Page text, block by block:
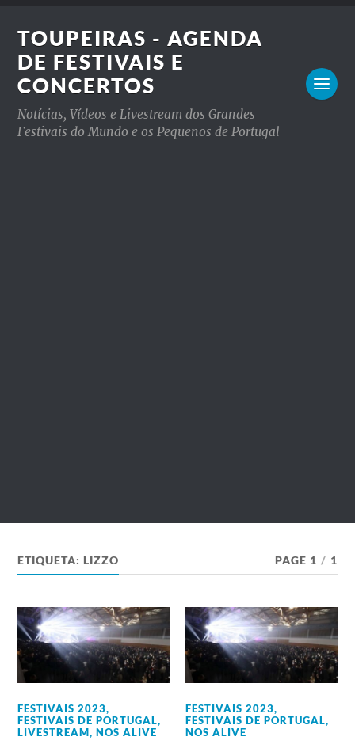
TOUPEIRAS - AGENDA
DE FESTIVAIS E
CONCERTOS
Notícias, Vídeos e Livestream dos Grandes
Festivais do Mundo e os Pequenos de Portugal
ETIQUETA:LIZZO PAGE 1 / 1
FESTIVAIS 2023,
FESTIVAIS DE PORTUGAL,
LIVESTREAM,NOS ALIVE
FESTIVAIS 2023,
FESTIVAIS DE PORTUGAL,
NOS ALIVE